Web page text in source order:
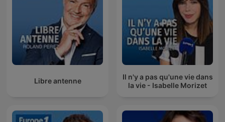
Libre antenne
Il n'y a pas qu'une vie dans
la vie - Isabelle Morizet